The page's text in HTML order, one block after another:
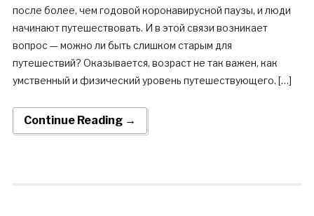
после более, чем годовой коронавирусной паузы, и люди
начинают путешествовать. И в этой связи возникает
вопрос — можно ли быть слишком старым для
путешествий? Оказывается, возраст не так важен, как
умственный и физический уровень путешествующего. […]
Continue Reading →